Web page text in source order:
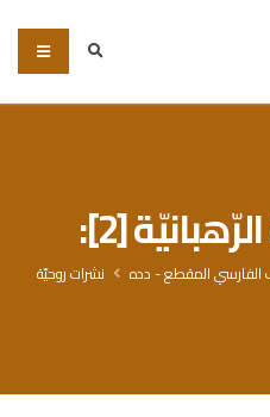
[2]:
الفارسي المقطع - دده نشرات روحيّة